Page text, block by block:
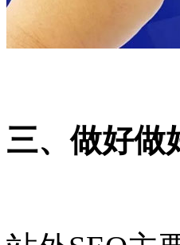
三、做好做